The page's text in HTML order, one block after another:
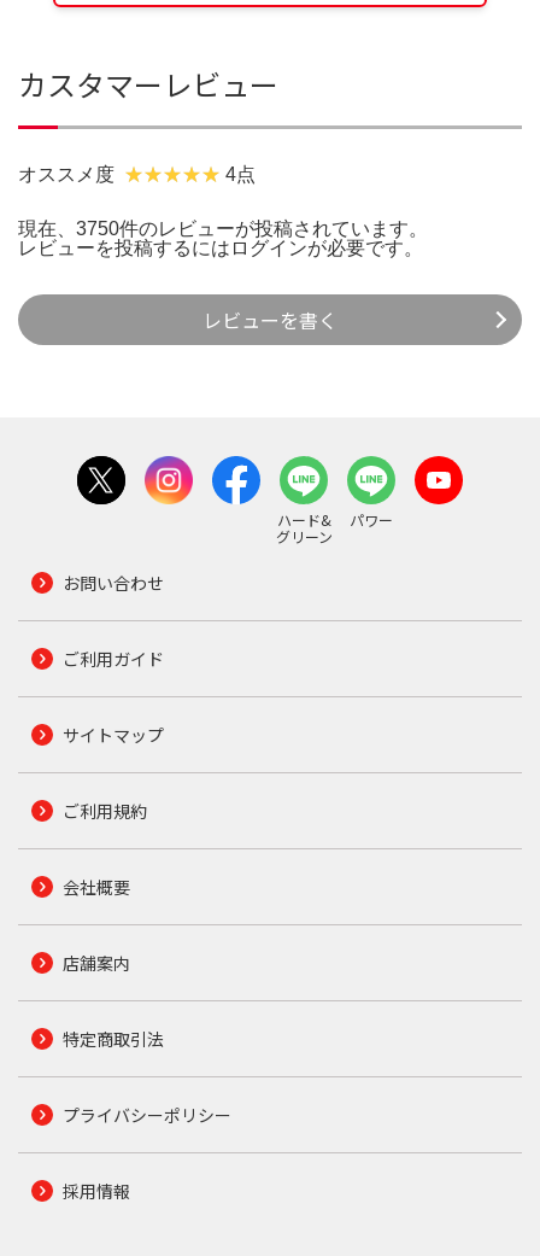
カスタマーレビュー
オススメ度 4点
現在、3750件のレビューが投稿されています。
レビューを投稿するには ログインが必要です。
レビューを書く
ハード&
グリーン
パワー
お問い合わせ
ご利用ガイド
サイトマップ
ご利用規約
会社概要
店舗案内
特定商取引法
プライバシーポリシー
採用情報